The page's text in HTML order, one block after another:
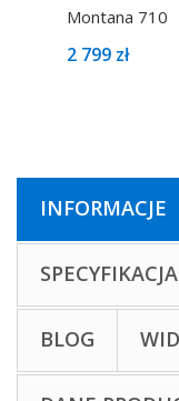
Montana 710
2 799 zł
INFORMACJE
SPECYFIKACJA
BLOG